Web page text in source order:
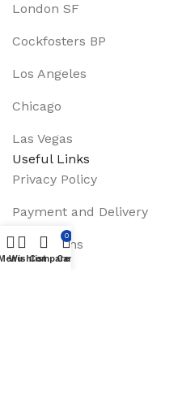
London SF
Cockfosters BP
Los Angeles
Chicago
Las Vegas
Useful Links
Privacy Policy
Payment and Delivery
Promotions
WishlistCompare
0
Cart